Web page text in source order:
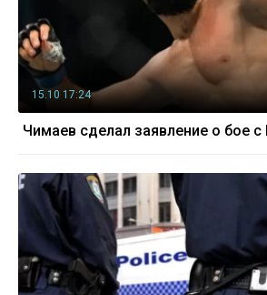
15.10 17:24
Чимаев сделал заявление о бое с